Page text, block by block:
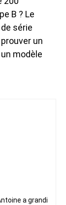
B ? Le
série
un
modèle
a grandi